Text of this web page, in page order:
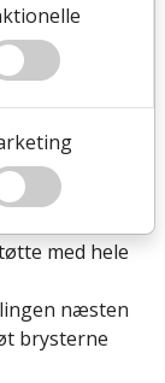
med
med hele
næsten
brysterne